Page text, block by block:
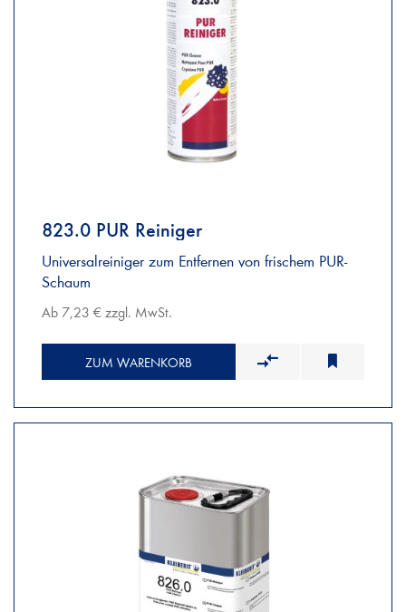
823.0 PUR Reiniger
Universalreiniger zum Entfernen von frischem PUR-
Schaum
Ab 7,23 € zzgl. MwSt.
ZUM WARENKORB